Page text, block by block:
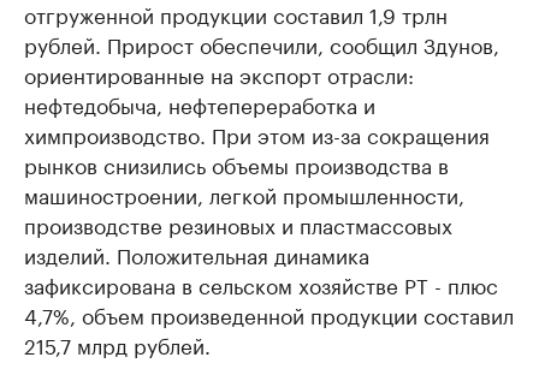
отгруженной продукции составил 1,9 трлн
рублей. Прирост обеспечили, сообщил Здунов,
ориентированные на экспорт отрасли:
нефтедобыча, нефтепереработка и
химпроизводство. При этом из-за сокращения
рынков снизились объемы производства в
машиностроении, легкой промышленности,
производстве резиновых и пластмассовых
изделий. Положительная динамика
зафиксирована в сельском хозяйстве РТ - плюс
4,7%, объем произведенной продукции составил
215,7 млрд рублей.